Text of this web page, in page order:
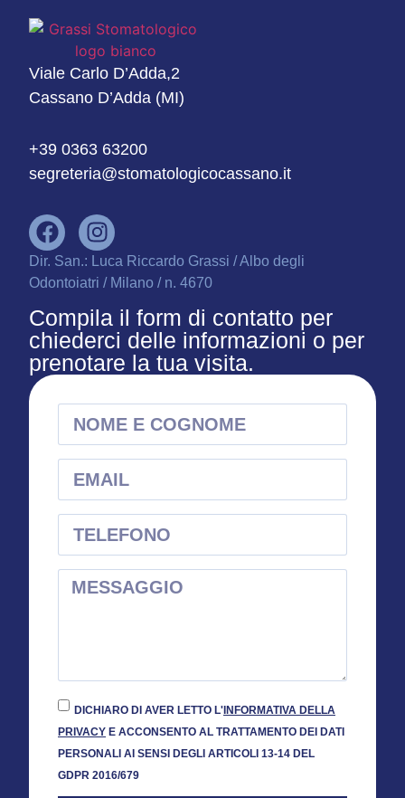
Viale Carlo D’Adda,2
Cassano D’Adda (MI)
+39 0363 63200
segreteria@stomatologicocassano.it
Dir. San.: Luca Riccardo Grassi / Albo degli
Odontoiatri / Milano / n. 4670
Compila il form di contatto per
chiederci delle informazioni o per
prenotare la tua visita.
DICHIARO DI AVER LETTO L'INFORMATIVA DELLA
PRIVACY E ACCONSENTO AL TRATTAMENTO DEI DATI
PERSONALI AI SENSI DEGLI ARTICOLI 13-14 DEL
GDPR 2016/679